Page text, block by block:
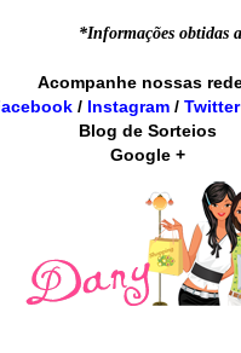
*Informações obtidas
Acompanhe nossas
/ Instagram/ Twitter
Blog de Sorteios
Google +